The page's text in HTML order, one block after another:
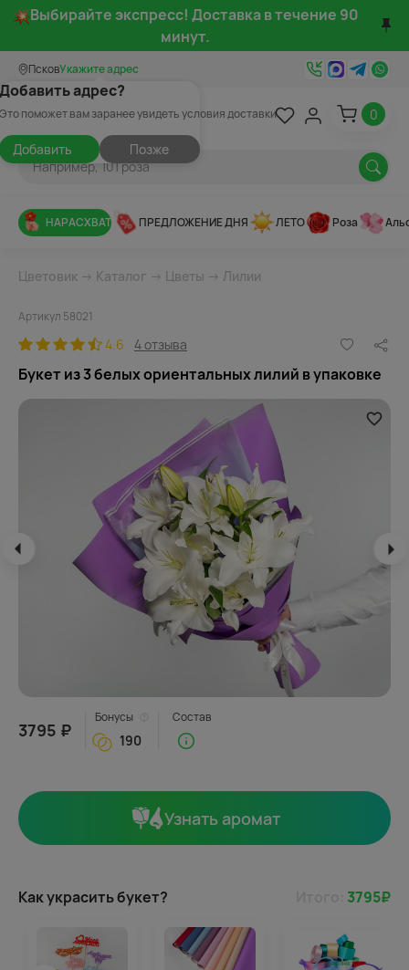
Выбирайте экспресс! Доставка в течение 90
минут.
ПсковУкажите адрес
адрес?
поможет вам заранее увидеть условия доставки
Добавить Позже
0
НАРАСХВАТ ПРЕДЛОЖЕНИЕ ДНЯ ЛЕТО Роза
Цветовик → Каталог → Цветы → Лилии
Артикул 58021
4.6 4 отзыва
Букет из 3 белых ориентальных лилий в упаковке
3795 ₽
Бонусы
190
Состав
Узнать аромат
Как украсить букет? 3795₽